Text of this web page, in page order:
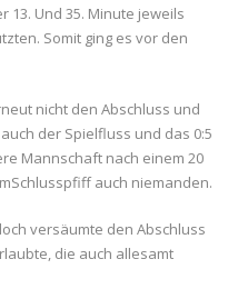
Und 35. Minute jeweils
Somit ging es vor den
nicht den Abschluss und
der Spielfluss und das 0:5
Mannschaft nach einem 20
auch niemanden.
versäumte den Abschluss
die auch allesamt